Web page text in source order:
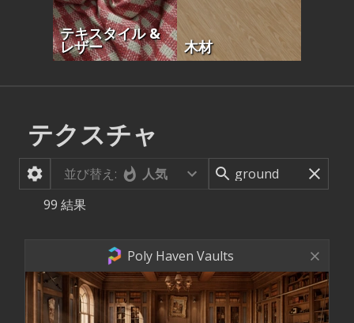
テキスタイル &
レザー 木材
テクスチャ
並び替え:
人気
99 結果
Poly Haven Vaults